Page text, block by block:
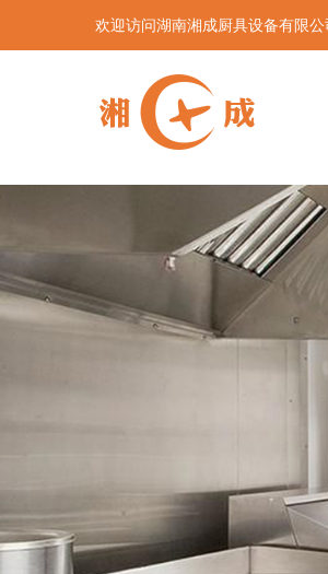
欢迎访问湖南湘成厨具设备有限公